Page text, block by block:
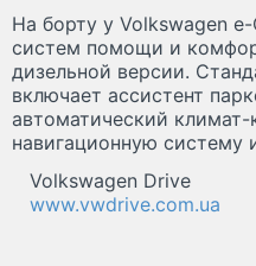
На борту у Volkswagen
систем помощи и
дизельной версии.
включает ассистент
автоматический климат-
навигационную систему
Volkswagen Drive
www.vwdrive.com.ua